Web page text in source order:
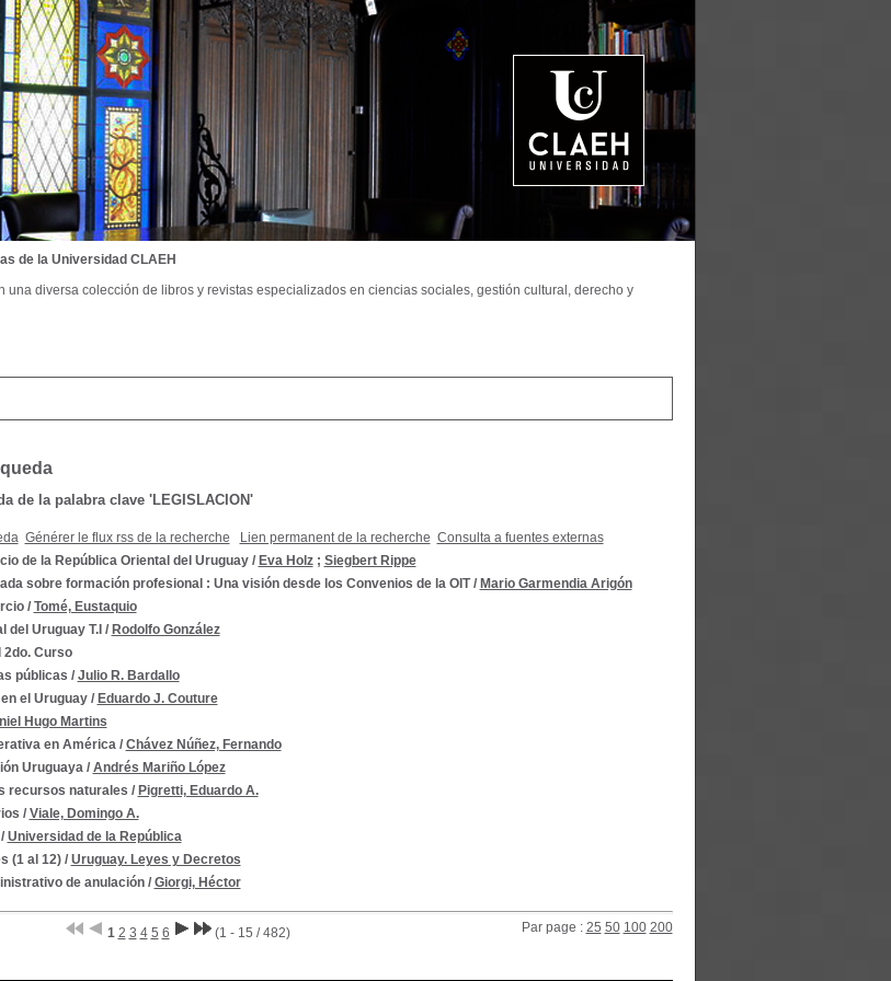
de la palabra clave 'LEGISLACION'
Générer le flux rss de la recherche Lien permanent de la recherche Consulta a fuentes externas
de la República Oriental del Uruguay/ Eva Holz; Siegbert Rippe
sobre formación profesional : Una visión desde los Convenios de la OIT/ Mario Garmendia Arigón
/ Tomé, Eustaquio
del Uruguay T.I / Rodolfo González
2do. Curso
públicas / Julio R. Bardallo
el Uruguay/ Eduardo J. Couture
Hugo Martins
en América/ Chávez Núñez, Fernando
Uruguaya/ Andrés Mariño López
recursos naturales / Pigretti, Eduardo A.
/ Viale, Domingo A.
/ Universidad de la República
(1 al 12)/ Uruguay. Leyes y Decretos
de anulación/ Giorgi, Héctor
1 2 3 4 5 6 (1 - 15 / 482) Par page : 25 50 100 200
de la Universidad CLAEH
una diversa colección de libros y revistas especializados en ciencias sociales, gestión cultural, derecho y